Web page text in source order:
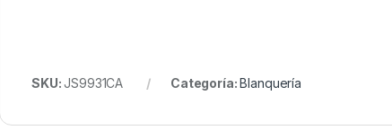
SKU:JS9931CA Categoría:Blanquería